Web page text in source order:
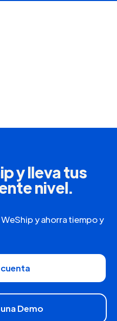
y lleva tus
nivel.
y ahorra tiempo y
Demo